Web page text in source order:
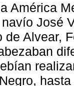
América
José
de Alvear,